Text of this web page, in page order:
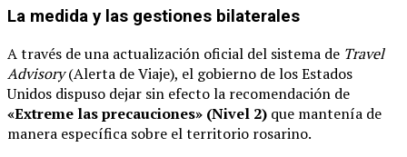
La medida y las gestiones bilaterales
A través de una actualización oficial del sistema de Travel
Advisory(Alerta de Viaje), el gobierno de los Estados
Unidos dispuso dejar sin efecto la recomendación de
«Extreme las precauciones» (Nivel 2) que mantenía de
manera específica sobre el territorio rosarino.